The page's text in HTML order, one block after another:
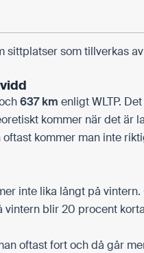
sittplatser som tillverkas av
637 km enligt WLTP.
kommer när det är
kommer man inte
inte lika långt på
vintern blir 20 procent
oftast fort och då går